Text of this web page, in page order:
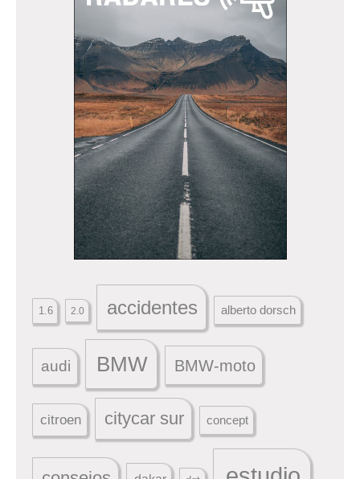
1.6 2.0 accidentes alberto dorsch
audi BMW BMW-moto
citroen citycar sur concept